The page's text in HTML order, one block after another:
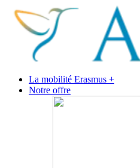
La mobilité Erasmus +
Notre offre